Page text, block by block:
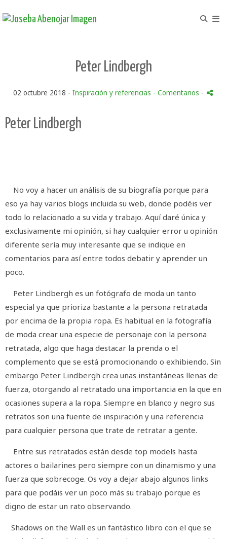
Peter Lindbergh
02 octubre 2018 - Inspiración y referencias - Comentarios -
Peter Lindbergh
No voy a hacer un análisis de su biografía porque para
eso ya hay varios blogs incluida su web, donde podéis ver
todo lo relacionado a su vida y trabajo. Aquí daré única y
exclusivamente mi opinión, si hay cualquier error u opinión
diferente sería muy interesante que se indique en
comentarios para así entre todos debatir y aprender un
poco.
Peter Lindbergh es un fotógrafo de moda un tanto
especial ya que prioriza bastante a la persona retratada
por encima de la propia ropa. Es habitual en la fotografía
de moda crear una especie de personaje con la persona
retratada, algo que haga destacar la prenda o el
complemento que se está promocionando o exhibiendo. Sin
embargo Peter Lindbergh crea unas instantáneas llenas de
fuerza, otorgando al retratado una importancia en la que en
ocasiones supera a la ropa. Siempre en blanco y negro sus
retratos son una fuente de inspiración y una referencia
para cualquier persona que trate de retratar a gente.
Entre sus retratados están desde top models hasta
actores o bailarines pero siempre con un dinamismo y una
fuerza que sobrecoge. Os voy a dejar abajo algunos links
para que podáis ver un poco más su trabajo porque es
digno de estar un rato observando.
Shadows on the Wall es un fantástico libro con el que se